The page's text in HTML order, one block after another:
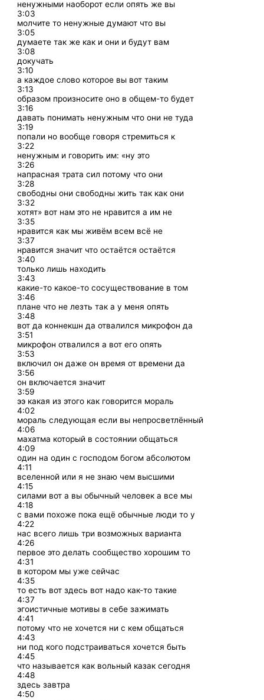
ненужными наоборот если опять же вы
3:03
молчите то ненужные думают что вы
3:05
думаете так же как и они и будут вам
3:08
докучать
3:10
а каждое слово которое вы вот таким
3:13
образом произносите оно в общем-то будет
3:16
давать понимать ненужным что они не туда
3:19
попали но вообще говоря стремиться к
3:22
ненужным и говорить им: «ну это
3:26
напрасная трата сил потому что они
3:28
свободны они свободны жить так как они
3:32
хотят» вот нам это не нравится а им не
3:35
нравится как мы живём всем всё не
3:37
нравится значит что остаётся остаётся
3:40
только лишь находить
3:43
какие-то какое-то сосуществование в том
3:46
плане что не лезть так а у меня опять
3:48
вот да коннекшн да отвалился микрофон да
3:51
микрофон отвалился а вот его опять
3:53
включил он даже он время от времени да
3:56
он включается значит
3:59
ээ какая из этого как говорится мораль
4:02
мораль следующая если вы непросветлённый
4:06
махатма который в состоянии общаться
4:09
один на один с господом богом абсолютом
4:11
вселенной или я не знаю чем высшими
4:15
силами вот а вы обычный человек а все мы
4:18
с вами похоже пока ещё обычные люди то у
4:22
нас всего лишь три возможных варианта
4:26
первое это делать сообщество хорошим то
4:31
в котором мы уже сейчас
4:35
то есть вот здесь вот надо как-то такие
4:37
эгоистичные мотивы в себе зажимать
4:41
потому что не хочется ни с кем общаться
4:43
ни под кого подстраиваться хочется быть
4:45
что называется как вольный казак сегодня
4:48
здесь завтра
4:50